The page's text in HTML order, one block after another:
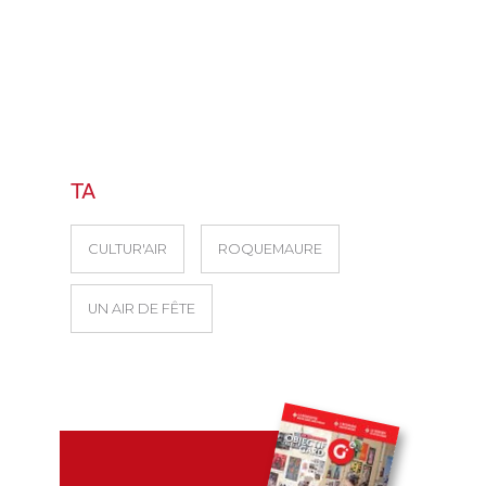
TA
CULTUR'AIR ROQUEMAURE
UN AIR DE FÊTE